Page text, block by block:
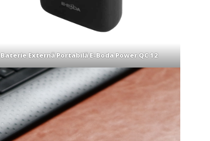
Baterie Externă Portabilă E-Boda Power QC 12